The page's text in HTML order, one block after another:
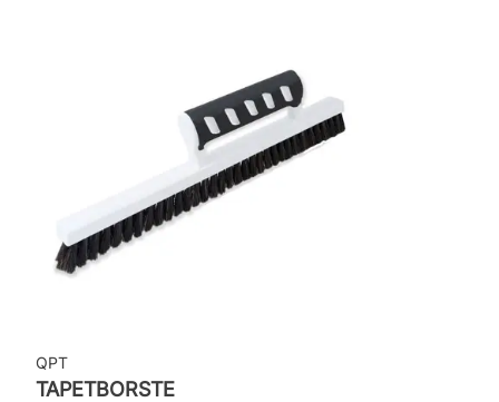
Leverantörens artikelnummer: MISP1143
QPT
TAPETBORSTE